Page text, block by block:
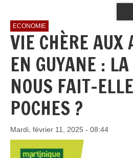
ECONOMIE
VIE CHÈRE
EN GUYANE :
NOUS FAIT-
POCHES ?
Mardi, février 11, 2025 - 08:44